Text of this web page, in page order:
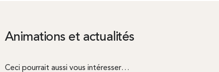
Animations et actualités
Ceci pourrait aussi vous intéresser…